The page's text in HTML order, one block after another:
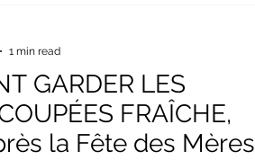
GARDER LES
FRAÎCHE,
la Fête des Mères
1 min read